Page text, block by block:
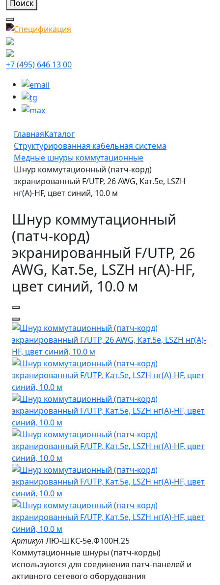
+7 (495) 646 13 00
ГлавнаяКаталог
Структурированная кабельная система
Медные шнуры коммутационные
Шнур коммутационный (патч-корд)
экранированный F/UTP, 26 AWG, Кат.5e, LSZH
нг(А)-HF, цвет синий, 10.0 м
Шнур коммутационный
(патч-корд)
экранированный F/UTP, 26
AWG, Кат.5e, LSZH нг(А)-HF,
цвет синий, 10.0 м
Артикул ЛЮ-ШКС-5e.Ф100Н.25
Коммутационные шнуры (патч-корды)
используются для соединения патч-панелей и
активного сетевого оборудования